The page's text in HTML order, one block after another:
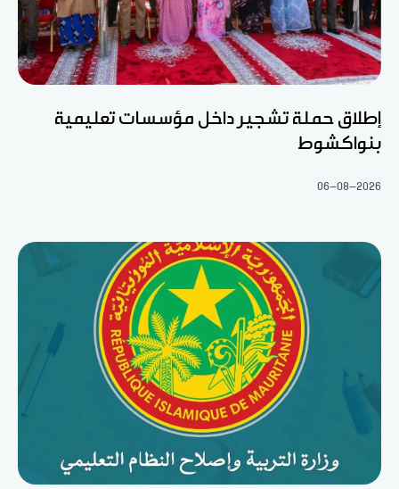
إطلاق حملة تشجير داخل مؤسسات تعليمية
بنواكشوط
06-08-2026